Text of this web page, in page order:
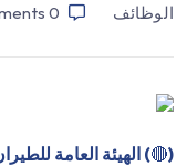
الوظائف
0
Comments
(
🔴) الهيئة العامة